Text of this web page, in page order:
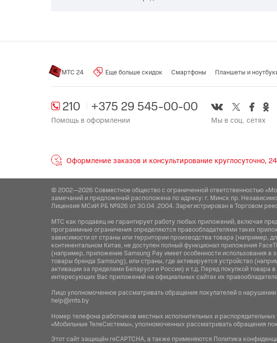
МТС 24 Еще больше скидок Смартфоны Планшеты и
210 +375 29 545-00-00
Помощь в оформлении Мы в соц. сетях
Оформление заказов и консультирование круглосуточно,
© 2002—2026 Совместное общество с ограниченной ответственностью
замечаний и предложений расположена по адресу: г. Минск пр.
Лицензия МСиИ РБ №926 от 30.04 .2004. Зарегистрирован в Торговом
МТС как продавец не гарантирует работу любых приложений, включая
программные ограничения определяются правообладателями таких
зависимости от страны или территории производства товара (например,
континентальном Китае, не доступен полный функционал приложения
(например, приложение Samsung Pay имеет особенности использования в
товары бренда Samsung), или страны, где активируется устройство
активации за пределами Беларуси и России) и т.д. Перед покупкой
интересующих Вас приложений на официальных сайтах их
Лицо уполномоченное рассматривать обращения покупателей о нарушении
help@mts.by
Номер телефона работников местных исполнительных и
«Мобильные ТелеСистемы», уполномоченных рассматривать обращения
Этот сайт защищён reCAPTCHA, а также применяются Политика